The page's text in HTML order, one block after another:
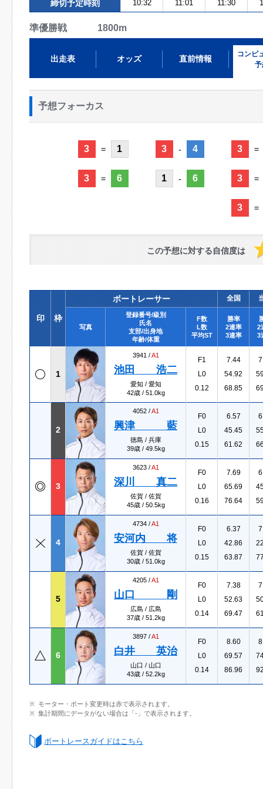
締切予定時刻 10:32 11:01 11:30
準優勝戦 1800m
出走表 オッズ 直前情報
コンピ
予
予想フォーカス
3 = 1
3 = 6
3 - 4
1 - 6
3 =
3 =
3 =
この予想に対する自信度は
印 枠
ボートレーサー 全国
写真
登録番号/級別
氏名
支部/出身地
年齢/体重
F数
L数
平均ST
勝率
2連率
3連率
2
3
1
3941 /A1
池田 浩二
愛知 / 愛知
42歳 / 51.0kg
F1
L0
0.12
7.44
54.92
68.85
2
4052 /A1
興津 藍
徳島 / 兵庫
39歳 / 49.5kg
F0
L0
0.15
6.57
45.45
61.62
3
3623 /A1
深川 真二
佐賀 / 佐賀
45歳 / 50.5kg
F0
L0
0.16
7.69
65.69
76.64
4
4734 /A1
安河内 将
佐賀 / 佐賀
30歳 / 51.0kg
F0
L0
0.15
6.37
42.86
63.87
5
4205 /A1
山口 剛
広島 / 広島
37歳 / 51.2kg
F0
L0
0.14
7.38
52.63
69.47
6
3897 /A1
白井 英治
山口 / 山口
43歳 / 52.2kg
F0
L0
0.14
8.60
69.57
86.96
モーター・ボート変更時は赤で表示されます。
集計期間にデータがない場合は「-」で表示されます。
ボートレースガイドはこちら